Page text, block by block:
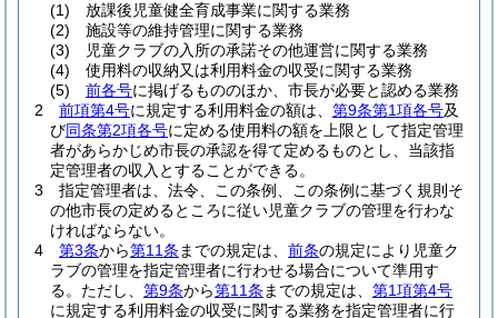
(1)
放課後児童健全育成事業に関する業務
(2)
施設等の維持管理に関する業務
(3)
児童クラブの入所の承諾その他運営に関する業務
(4)
使用料の収納又は利用料金の収受に関する業務
(5)
前各号に掲げるもののほか、市長が必要と認める業務
2
前項第4号に規定する利用料金の額は、 第9条第1項各号及
び同条第2項各号に定める使用料の額を上限として指定管理
者があらかじめ市長の承認を得て定めるものとし、当該指
定管理者の収入とすることができる。
3
指定管理者は、法令、この条例、この条例に基づく規則そ
の他市長の定めるところに従い児童クラブの管理を行わな
ければならない。
4
第3条から第11条 までの規定は、 前条の規定により児童ク
ラブの管理を指定管理者に行わせる場合について準用す
る。 ただし、 第9条から第11条 までの規定は、 第1項第4号
に規定する利用料金の収受に関する業務を指定管理者に行